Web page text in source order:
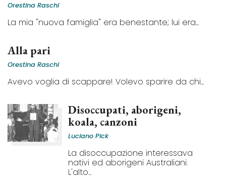
Orestina Raschi
La mia "nuova famiglia" era benestante; lui era...
Alla pari
Orestina Raschi
Avevo voglia di scappare! Volevo sparire da chi...
Disoccupati, aborigeni,
koala, canzoni
Luciano Pick
La disoccupazione interessava
nativi ed aborigeni Australiani.
L'alto...